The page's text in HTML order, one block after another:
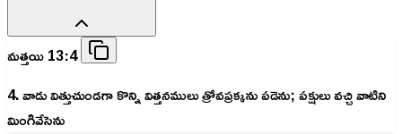
మత్తయి 13:4
4. వాడు విత్తుచుండగా కొన్ని విత్తనములు త్రోవప్రక్కను పడెను; పక్షులు వచ్చి వాటిని
మింగివేసెను